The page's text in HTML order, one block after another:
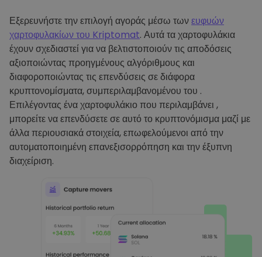
Εξερευνήστε την επιλογή αγοράς μέσω τωνευφυών
χαρτοφυλακίων του Kriptomat. Αυτά τα χαρτοφυλάκια
έχουν σχεδιαστεί για να βελτιστοποιούν τις αποδόσεις
αξιοποιώντας προηγμένους αλγόριθμους και
διαφοροποιώντας τις επενδύσεις σε διάφορα
κρυπτονομίσματα, συμπεριλαμβανομένου του .
Επιλέγοντας ένα χαρτοφυλάκιο που περιλαμβάνει ,
μπορείτε να επενδύσετε σε αυτό το κρυπτονόμισμα μαζί με
άλλα περιουσιακά στοιχεία, επωφελούμενοι από την
αυτοματοποιημένη επανεξισορρόπηση και την έξυπνη
διαχείριση.